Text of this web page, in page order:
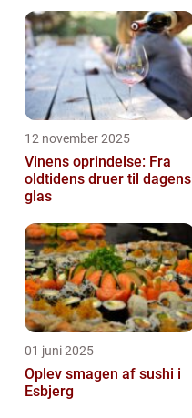
12 november 2025
Vinens oprindelse: Fra
oldtidens druer til dagens
glas
01 juni 2025
Oplev smagen af sushi i
Esbjerg